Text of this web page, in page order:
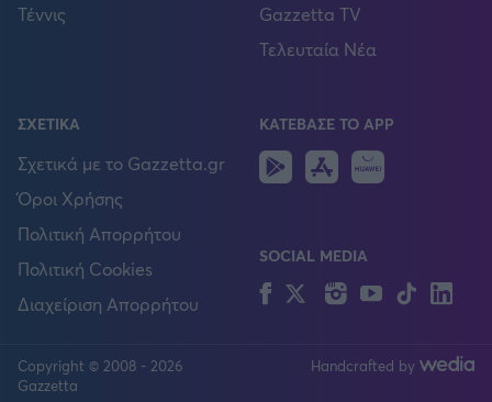
Τέννις
Gazzetta TV
Τελευταία Νέα
ΣΧΕΤΙΚΑ
Σχετικά με το Gazzetta.gr
Όροι Χρήσης
Πολιτική Απορρήτου
Πολιτική Cookies
Διαχείριση Απορρήτου
ΚΑΤΕΒΑΣΕ ΤΟ APP
Android
IOS
SOCIAL MEDIA
FacebookTwitterInstagram
YouTubeTikTok
Copyright © 2008 - 2026
Gazzetta
Handcrafted by